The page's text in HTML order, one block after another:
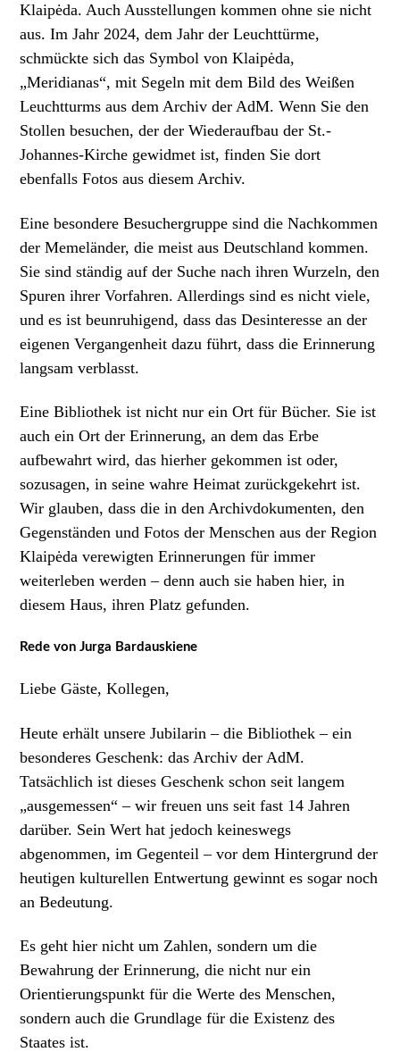
Klaipėda. Auch Ausstellungen kommen ohne sie nicht
aus. Im Jahr 2024, dem Jahr der Leuchttürme,
schmückte sich das Symbol von Klaipėda,
„Meridianas“, mit Segeln mit dem Bild des Weißen
Leuchtturms aus dem Archiv der AdM. Wenn Sie den
Stollen besuchen, der der Wiederaufbau der St.-
Johannes-Kirche gewidmet ist, finden Sie dort
ebenfalls Fotos aus diesem Archiv.
Eine besondere Besuchergruppe sind die Nachkommen
der Memeländer, die meist aus Deutschland kommen.
Sie sind ständig auf der Suche nach ihren Wurzeln, den
Spuren ihrer Vorfahren. Allerdings sind es nicht viele,
und es ist beunruhigend, dass das Desinteresse an der
eigenen Vergangenheit dazu führt, dass die Erinnerung
langsam verblasst.
Eine Bibliothek ist nicht nur ein Ort für Bücher. Sie ist
auch ein Ort der Erinnerung, an dem das Erbe
aufbewahrt wird, das hierher gekommen ist oder,
sozusagen, in seine wahre Heimat zurückgekehrt ist.
Wir glauben, dass die in den Archivdokumenten, den
Gegenständen und Fotos der Menschen aus der Region
Klaipėda verewigten Erinnerungen für immer
weiterleben werden – denn auch sie haben hier, in
diesem Haus, ihren Platz gefunden.
Rede von Jurga Bardauskiene
Liebe Gäste, Kollegen,
Heute erhält unsere Jubilarin – die Bibliothek – ein
besonderes Geschenk: das Archiv der AdM.
Tatsächlich ist dieses Geschenk schon seit langem
„ausgemessen“ – wir freuen uns seit fast 14 Jahren
darüber. Sein Wert hat jedoch keineswegs
abgenommen, im Gegenteil – vor dem Hintergrund der
heutigen kulturellen Entwertung gewinnt es sogar noch
an Bedeutung.
Es geht hier nicht um Zahlen, sondern um die
Bewahrung der Erinnerung, die nicht nur ein
Orientierungspunkt für die Werte des Menschen,
sondern auch die Grundlage für die Existenz des
Staates ist.